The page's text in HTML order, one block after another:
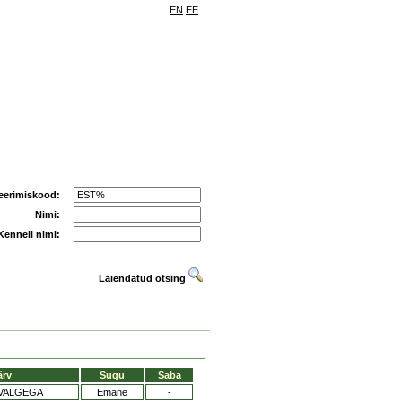
EN EE
Nimi:
nimi:
Laiendatud otsing
Sugu
Saba
Emane -